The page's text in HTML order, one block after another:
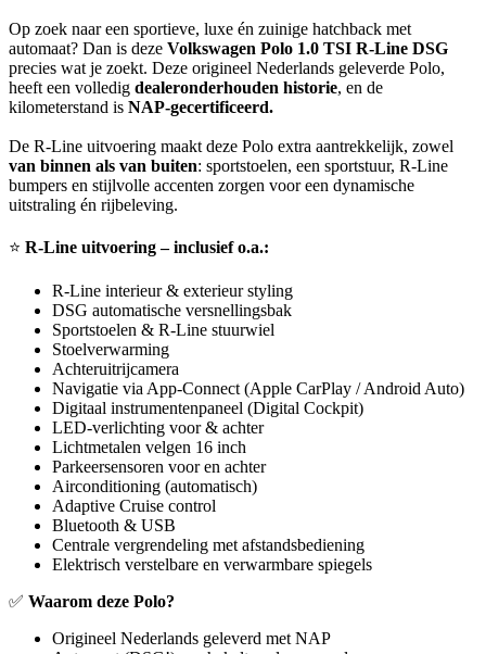
Op zoek naar een sportieve, luxe én zuinige hatchback met
automaat? Dan is deze Volkswagen Polo 1.0 TSI R-Line DSG
precies wat je zoekt. Deze origineel Nederlands geleverde Polo,
heeft een volledig dealeronderhouden historie, en de
kilometerstand is NAP-gecertificeerd.
De R-Line uitvoering maakt deze Polo extra aantrekkelijk, zowel
van binnen als van buiten: sportstoelen, een sportstuur, R-Line
bumpers en stijlvolle accenten zorgen voor een dynamische
uitstraling én rijbeleving.
⭐ R-Line uitvoering – inclusief o.a.:
R-Line interieur & exterieur styling
DSG automatische versnellingsbak
Sportstoelen & R-Line stuurwiel
Stoelverwarming
Achteruitrijcamera
Navigatie via App-Connect (Apple CarPlay / Android Auto)
Digitaal instrumentenpaneel (Digital Cockpit)
LED-verlichting voor & achter
Lichtmetalen velgen 16 inch
Parkeersensoren voor en achter
Airconditioning (automatisch)
Adaptive Cruise control
Bluetooth & USB
Centrale vergrendeling met afstandsbediening
Elektrisch verstelbare en verwarmbare spiegels
✅ Waarom deze Polo?
Origineel Nederlands geleverd met NAP